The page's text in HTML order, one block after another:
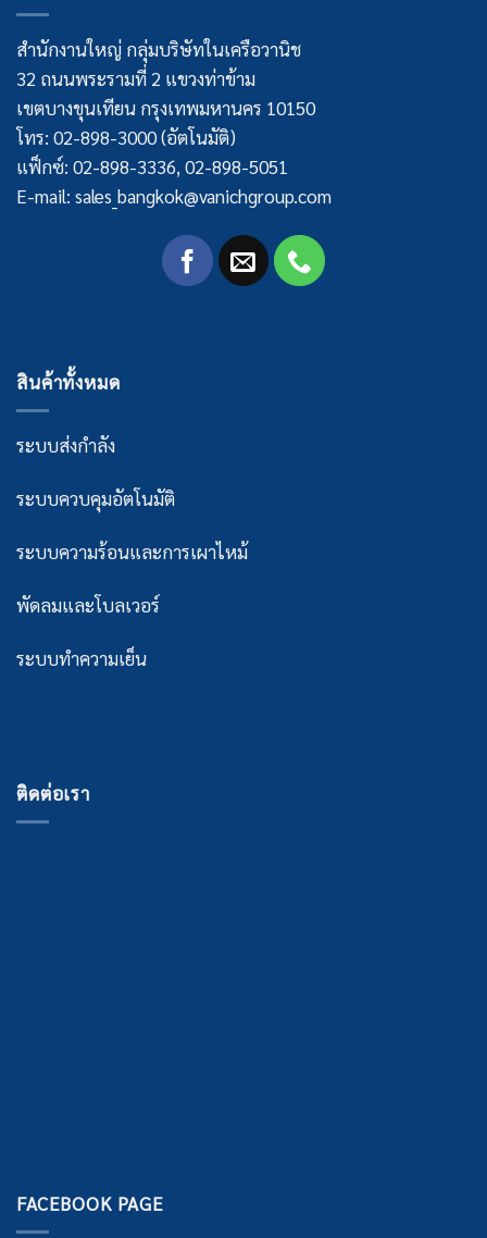
สำนักงานใหญ่ กลุ่มบริษัทในเครือวานิช
32 ถนนพระรามที่ 2 แขวงท่าข้าม
เขตบางขุนเทียน กรุงเทพมหานคร 10150
โทร: 02-898-3000 (อัตโนมัติ)
แฟ็กซ์: 02-898-3336, 02-898-5051
E-mail: sales_bangkok@vanichgroup.com
สินค้าทั้งหมด
ระบบส่งกำลัง
ระบบควบคุมอัตโนมัติ
ระบบความร้อนและการเผาไหม้
พัดลมและโบลเวอร์
ระบบทำความเย็น
ติดต่อเรา
FACEBOOK PAGE